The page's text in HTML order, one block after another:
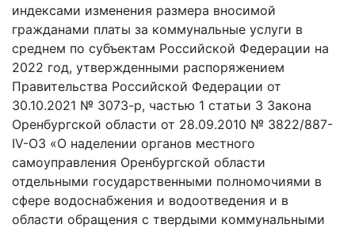
индексами изменения размера вносимой
гражданами платы за коммунальные услуги в
среднем по субъектам Российской Федерации на
2022 год, утвержденными распоряжением
Правительства Российской Федерации от
30.10.2021 № 3073-р, частью 1 статьи 3 Закона
Оренбургской области от 28.09.2010 № 3822/887-
IV-ОЗ «О наделении органов местного
самоуправления Оренбургской области
отдельными государственными полномочиями в
сфере водоснабжения и водоотведения и в
области обращения с твердыми коммунальными